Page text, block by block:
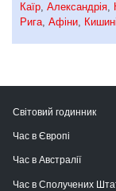
Каїр, Александрія,
Рига, Афіни,
Світовий годинник
Час в Європі
Час в Австралії
Час в Сполучених